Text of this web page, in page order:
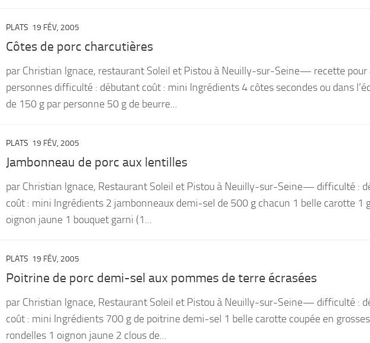
PLATS 19 FÉV, 2005
Côtes de porc charcutières
par Christian Ignace, restaurant Soleil et Pistou à Neuilly-sur-Seine— recette pour
personnes difficulté : débutant coût : mini Ingrédients 4 côtes secondes ou dans
de 150 g par personne 50 g de beurre...
PLATS 19 FÉV, 2005
Jambonneau de porc aux lentilles
par Christian Ignace, Restaurant Soleil et Pistou à Neuilly-sur-Seine— difficulté :
coût : mini Ingrédients 2 jambonneaux demi-sel de 500 g chacun 1 belle carotte 1
oignon jaune 1 bouquet garni (1...
PLATS 19 FÉV, 2005
Poitrine de porc demi-sel aux pommes de terre écrasées
par Christian Ignace, Restaurant Soleil et Pistou à Neuilly-sur-Seine— difficulté :
coût : mini Ingrédients 700 g de poitrine demi-sel 1 belle carotte coupée en grosses
rondelles 1 oignon jaune 2 clous de...